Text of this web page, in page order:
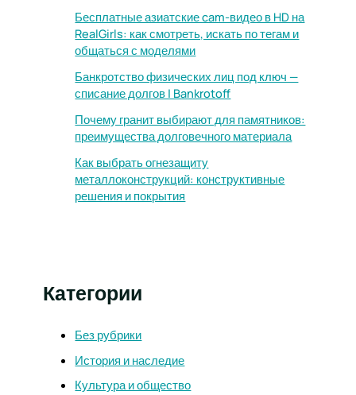
Бесплатные азиатские cam-видео в HD на
RealGirls: как смотреть, искать по тегам и
общаться с моделями
Банкротство физических лиц под ключ —
списание долгов | Bankrotoff
Почему гранит выбирают для памятников:
преимущества долговечного материала
Как выбрать огнезащиту
металлоконструкций: конструктивные
решения и покрытия
Категории
Без рубрики
История и наследие
Культура и общество